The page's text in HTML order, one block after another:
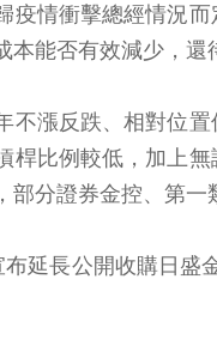
疫情衝擊總經情況
能否有效減少，還
不漲反跌、相對位
桿比例較低，加上
部分證券金控、第
延長公開收購日盛